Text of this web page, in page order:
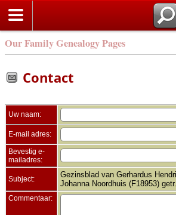
Our Family Genealogy Pages
Contact
Uw naam:
E-mail adres:
Bevestig e-
mailadres:
Subject:
Gezinsblad van Gerhardus
Johanna Noordhuis (F18953)
Commentaar: